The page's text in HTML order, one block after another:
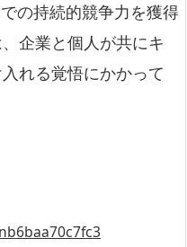
の持続的競争力を獲得
企業と個人が共にキ
れる覚悟にかかって